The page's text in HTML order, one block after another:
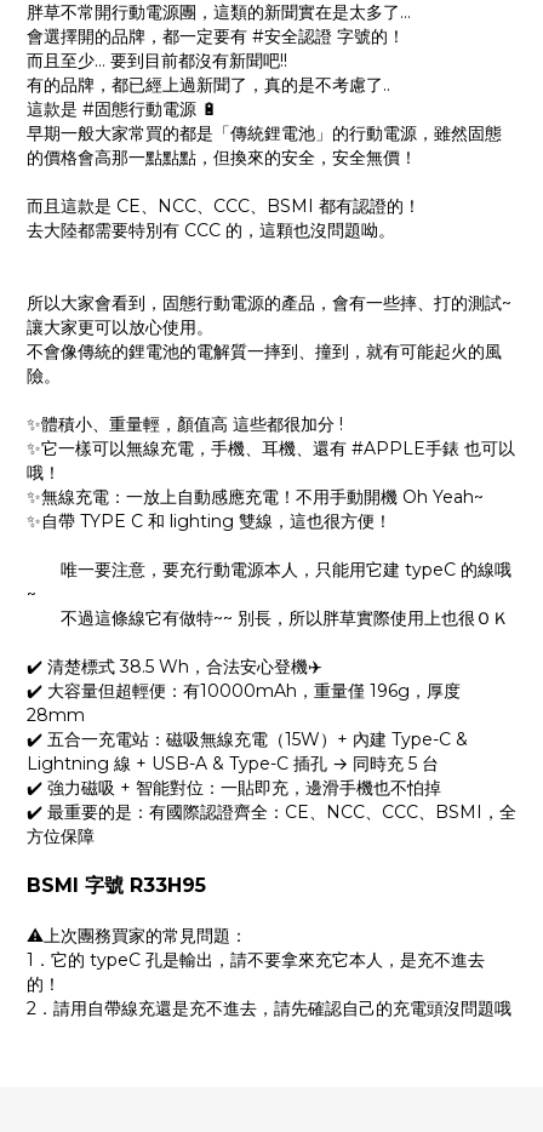
胖草不常開行動電源團，這類的新聞實在是太多了…
會選擇開的品牌，都一定要有 #安全認證 字號的！
而且至少… 要到目前都沒有新聞吧!!
有的品牌，都已經上過新聞了，真的是不考慮了..
這款是 #固態行動電源 🔋
早期一般大家常買的都是「傳統鋰電池」的行動電源，雖然固態
的價格會高那一點點點，但換來的安全，安全無價！
而且這款是 CE、NCC、CCC、BSMI 都有認證的！
去大陸都需要特別有 CCC 的，這顆也沒問題呦。
所以大家會看到，固態行動電源的產品，會有一些摔、打的測試~
讓大家更可以放心使用。
不會像傳統的鋰電池的電解質一摔到、撞到，就有可能起火的風
險。
✨體積小、重量輕，顏值高 這些都很加分 !
✨它一樣可以無線充電，手機、耳機、還有 #APPLE手錶 也可以
哦！
✨無線充電：一放上自動感應充電！不用手動開機 Oh Yeah~
✨自帶 TYPE C 和 lighting 雙線，這也很方便！
唯一要注意，要充行動電源本人，只能用它建 typeC 的線哦
~
不過這條線它有做特~~ 別長，所以胖草實際使用上也很ＯＫ
✔️ 清楚標式 38.5 Wh，合法安心登機✈️
✔️ 大容量但超輕便：有10000mAh，重量僅 196g，厚度
28mm
✔️ 五合一充電站：磁吸無線充電（15W）+ 內建 Type-C &
Lightning 線 + USB-A & Type-C 插孔 → 同時充 5 台
✔️ 強力磁吸 + 智能對位：一貼即充，邊滑手機也不怕掉
✔️ 最重要的是：有國際認證齊全：CE、NCC、CCC、BSMI，全
方位保障
BSMI 字號 R33H95
⚠️上次團務買家的常見問題：
1．它的 typeC 孔是輸出，請不要拿來充它本人，是充不進去
的！
2．請用自帶線充還是充不進去，請先確認自己的充電頭沒問題哦